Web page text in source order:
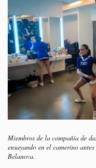
Miembros de la compañía de
ensayando en el camerino
Belanova.